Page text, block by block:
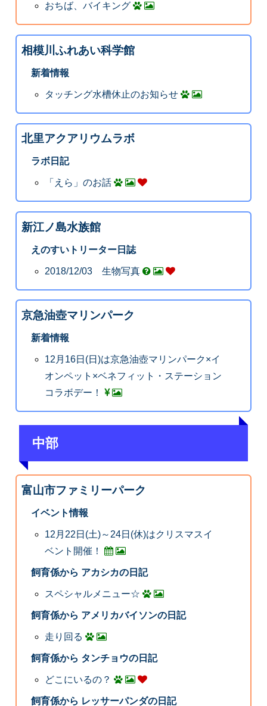
おちば、バイキング
相模川ふれあい科学館
新着情報
タッチング水槽休止のお知らせ
北里アクアリウムラボ
ラボ日記
「えら」のお話
新江ノ島水族館
えのすいトリーター日誌
2018/12/03 生物写真
京急油壺マリンパーク
新着情報
12月16日(日)は京急油壺マリンパーク×イ
オンペット×ベネフィット・ステーション
コラボデー！
中部
富山市ファミリーパーク
イベント情報
12月22日(土)～24日(休)はクリスマスイ
ベント開催！
飼育係から アカシカの日記
スペシャルメニュー☆
飼育係から アメリカバイソンの日記
走り回る
飼育係から タンチョウの日記
どこにいるの？
飼育係から レッサーパンダの日記